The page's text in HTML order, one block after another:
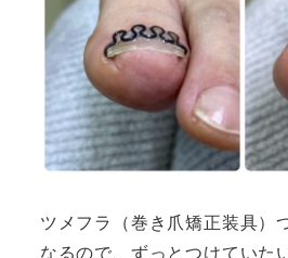
ツメフラ（巻き爪矯正装具）
なるので、ずっとつけていた